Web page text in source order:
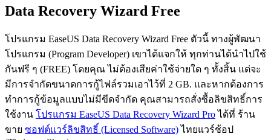
Data Recovery Wizard Free
โปรแกรม EaseUS Data Recovery Wizard Free ตัวนี้ ทางผู้พัฒนา
โปรแกรม (Program Developer) เขาได้แจกให้ ทุกท่านได้นำไปใช้
กันฟรี ๆ (FREE) โดยคุณ ไม่ต้องเสียค่าใช้จ่ายใด ๆ ทั้งสิ้น แต่จะ
มีการจำกัดขนาดการกู้ไฟล์รวมเอาไว้ที่ 2 GB. และหากต้องการ
ทำการกู้ข้อมูลแบบไม่มีขีดจำกัด คุณสามารถสั่งซื้อลิขสิทธิ์การ
ใช้งาน โปรแกรม EaseUS Data Recovery Wizard Proได้ที่ ร้าน
ขาย ซอฟต์แวร์ลิขสิทธิ์ (Licensed Software)ไทยแวร์ช้อป